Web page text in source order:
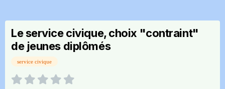
Le service civique, choix "contraint"
de jeunes diplômés
service civique